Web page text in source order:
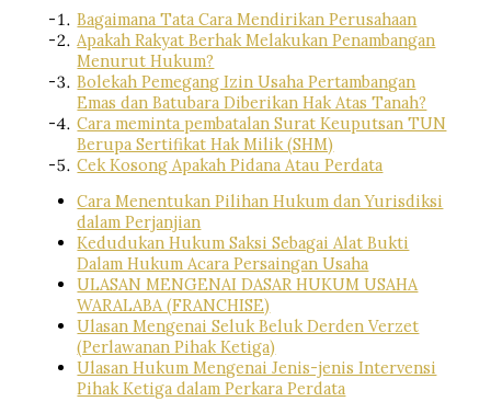
Bagaimana Tata Cara Mendirikan Perusahaan
Apakah Rakyat Berhak Melakukan Penambangan
Menurut Hukum?
Bolekah Pemegang Izin Usaha Pertambangan
Emas dan Batubara Diberikan Hak Atas Tanah?
Cara meminta pembatalan Surat Keuputsan TUN
Berupa Sertifikat Hak Milik (SHM)
Cek Kosong Apakah Pidana Atau Perdata
Cara Menentukan Pilihan Hukum dan Yurisdiksi
dalam Perjanjian
Kedudukan Hukum Saksi Sebagai Alat Bukti
Dalam Hukum Acara Persaingan Usaha
ULASAN MENGENAI DASAR HUKUM USAHA
WARALABA (FRANCHISE)
Ulasan Mengenai Seluk Beluk Derden Verzet
(Perlawanan Pihak Ketiga)
Ulasan Hukum Mengenai Jenis-jenis Intervensi
Pihak Ketiga dalam Perkara Perdata